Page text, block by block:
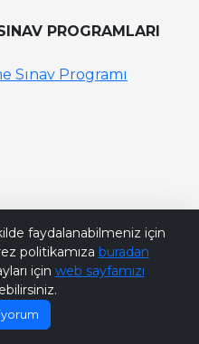
PROGRAMLARI
Sınav Programı
faydalanabilmeniz için
politikamıza buradan
için web sayfamızı
Bana Soru Sor | Ask Me